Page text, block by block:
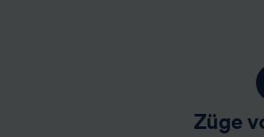
Züge